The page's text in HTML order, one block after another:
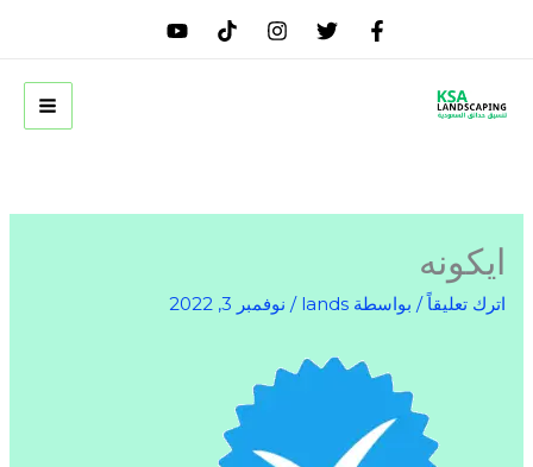
ايكونه
اترك تعليقاً / بواسطة lands
/ نوفمبر 3, 2022